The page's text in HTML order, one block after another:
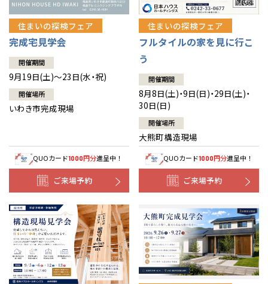
住まいの探検フェア
完成宅見学会
開催期間
9月19日(土)～23日(水・祝)
開催場所
いわき市完成現場
QUOカード1000円分進呈中！
ご来場予約
住まいの探検フェア
フルタイルの家を見に行こ
う
開催期間
8月8日(土)・9日(日)・29日(土)・
30日(日)
開催場所
大熊町構造現場
QUOカード1000円分進呈中！
ご来場予約